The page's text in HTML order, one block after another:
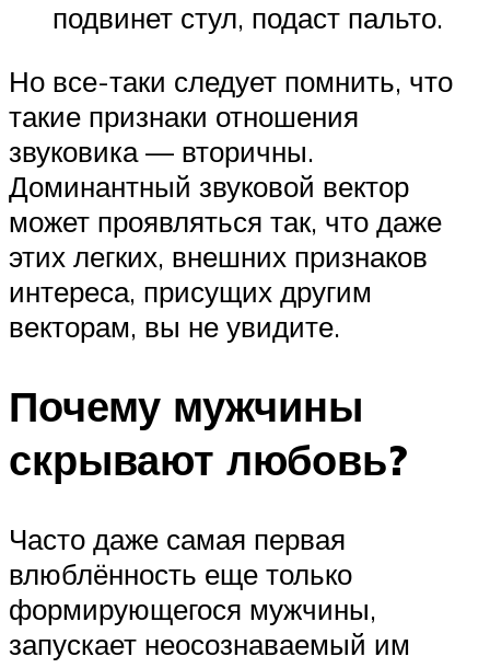
подвинет стул, подаст пальто.
Но все-таки следует помнить, что
такие признаки отношения
звуковика — вторичны.
Доминантный звуковой вектор
может проявляться так, что даже
этих легких, внешних признаков
интереса, присущих другим
векторам, вы не увидите.
Почему мужчины
скрывают любовь?
Часто даже самая первая
влюблённость еще только
формирующегося мужчины,
запускает неосознаваемый им